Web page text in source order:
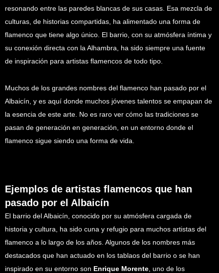
resonando entre las paredes blancas de sus casas. Esa mezcla de
culturas, de historias compartidas, ha alimentado una forma de
flamenco que tiene algo único. El barrio, con su atmósfera íntima y
su conexión directa con la Alhambra, ha sido siempre una fuente
de inspiración para artistas flamencos de todo tipo.
Muchos de los grandes nombres del flamenco han pasado por el
Albaicín, y es aquí donde muchos jóvenes talentos se empapan de
la esencia de este arte. No es raro ver cómo las tradiciones se
pasan de generación en generación, en un entorno donde el
flamenco sigue siendo una forma de vida.
Ejemplos de artistas flamencos que han
pasado por el Albaicín
El barrio del Albaicín, conocido por su atmósfera cargada de
historia y cultura, ha sido cuna y refugio para muchos artistas del
flamenco a lo largo de los años. Algunos de los nombres más
destacados que han actuado en los tablaos del barrio o se han
inspirado en su entorno son Enrique Morente , uno de los